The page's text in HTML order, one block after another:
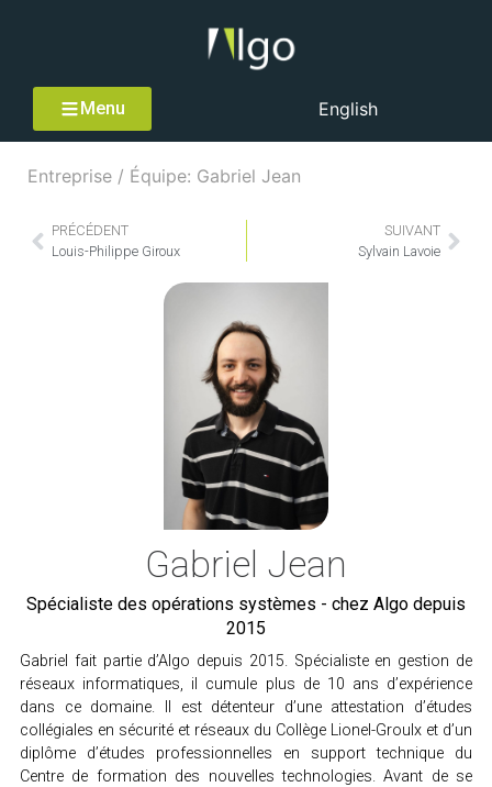
Menu English
Entreprise / Équipe: Gabriel Jean
PRÉCÉDENT
Louis-Philippe Giroux
SUIVANT
Sylvain Lavoie
Gabriel Jean
Spécialiste des opérations systèmes - chez Algo depuis
2015
Gabriel fait partie d’Algo depuis 2015. Spécialiste en gestion de
réseaux informatiques, il cumule plus de 10 ans d’expérience
dans ce domaine. Il est détenteur d’une attestation d’études
collégiales en sécurité et réseaux du Collège Lionel-Groulx et d’un
diplôme d’études professionnelles en support technique du
Centre de formation des nouvelles technologies. Avant de se